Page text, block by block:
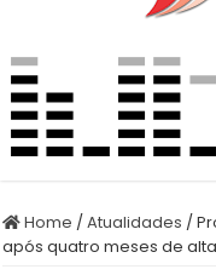
Home /Atualidades /
após quatro meses de alta